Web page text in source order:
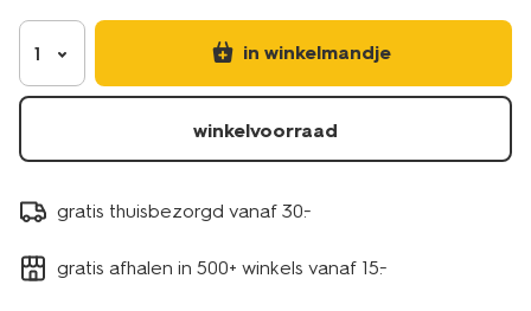
1 in winkelmandje
winkelvoorraad
gratis thuisbezorgd vanaf 30.-
gratis afhalen in 500+ winkels vanaf 15.-